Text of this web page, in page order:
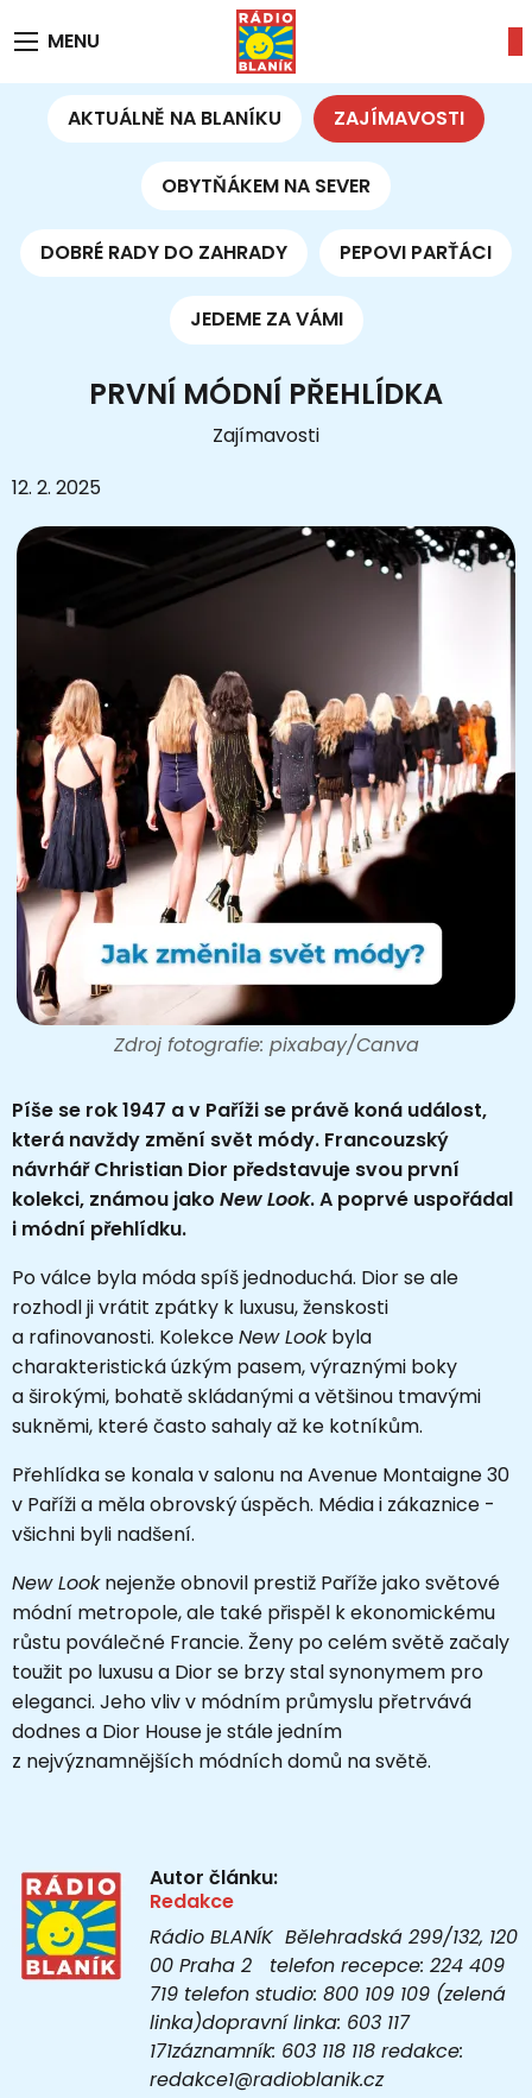
MENU
AKTUÁLNĚ NA BLANÍKU ZAJÍMAVOSTI
OBYTŇÁKEM NA SEVER
DOBRÉ RADY DO ZAHRADY PEPOVI PARŤÁCI
JEDEME ZA VÁMI
PRVNÍ MÓDNÍ PŘEHLÍDKA
Zajímavosti
12. 2. 2025
Zdroj fotografie: pixabay/Canva
Píše se rok 1947 a v Paříži se právě koná událost,
která navždy změní svět módy. Francouzský
návrhář Christian Dior představuje svou první
kolekci, známou jako New Look. A poprvé uspořádal
i módní přehlídku.
Po válce byla móda spíš jednoduchá. Dior se ale
rozhodl ji vrátit zpátky k luxusu, ženskosti
a rafinovanosti. KolekceNew Lookbyla
charakteristická úzkým pasem, výraznými boky
a širokými, bohatě skládanými a většinou tmavými
sukněmi, které často sahaly až ke kotníkům.
Přehlídka se konala v salonu na Avenue Montaigne 30
v Paříži a měla obrovský úspěch. Média i zákaznice -
všichni byli nadšení.
New Looknejenže obnovil prestiž Paříže jako světové
módní metropole, ale také přispěl k ekonomickému
růstu poválečné Francie. Ženy po celém světě začaly
toužit po luxusu a Dior se brzy stal synonymem pro
eleganci. Jeho vliv v módním průmyslu přetrvává
dodnes a Dior House je stále jedním
z nejvýznamnějších módních domů na světě.
Autor článku:
Redakce
Rádio BLANÍK Bělehradská 299/132, 120
00 Praha 2 telefon recepce: 224 409
719 telefon studio: 800 109 109 (zelená
linka)dopravní linka: 603 117
171záznamník: 603 118 118 redakce:
redakce1@radioblanik.cz